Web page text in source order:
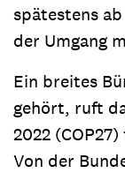
spätestens
der Umgang
Ein breites
gehört, ruft
2022
Von der